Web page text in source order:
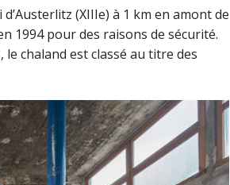
(XIIIe) à 1 km en amont de
1994 pour des raisons de sécurité.
le chaland est classé au titre des